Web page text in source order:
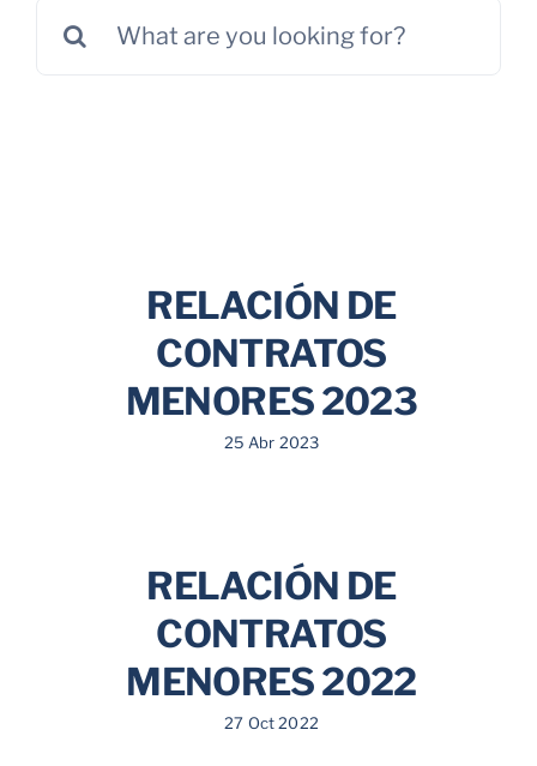
Parkings
RELACIÓN DE
CONTRATOS
MENORES 2023
25 Abr 2023
RELACIÓN DE
CONTRATOS
MENORES 2022
27 Oct 2022